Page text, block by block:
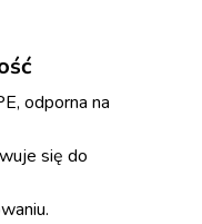
odporna na
się do